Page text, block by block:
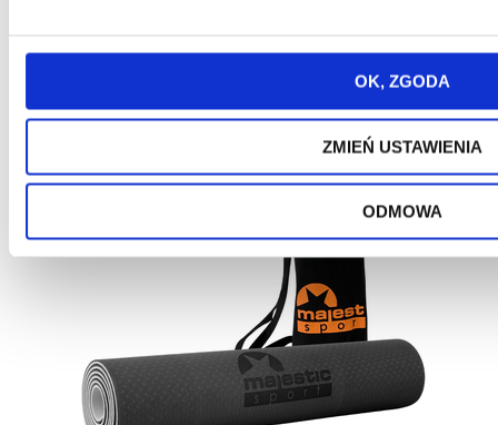
OK, ZGODA
ZMIEŃ USTAWIENIA
ODMOWA